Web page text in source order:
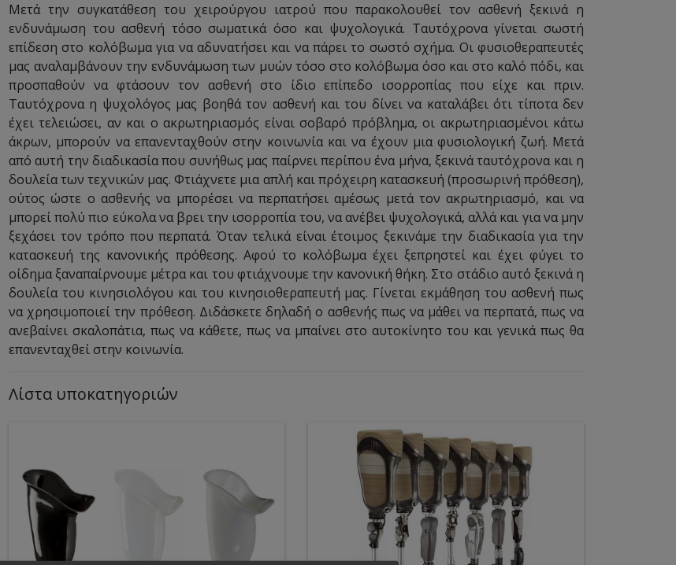
Μετά την συγκατάθεση του χειρούργου ιατρού που παρακολουθεί τον ασθενή ξεκινά η
ενδυνάμωση του ασθενή τόσο σωματικά όσο και ψυχολογικά. Ταυτόχρονα γίνεται σωστή
επίδεση στο κολόβωμα για να αδυνατήσει και να πάρει το σωστό σχήμα. Οι φυσιοθεραπευτές
μας αναλαμβάνουν την ενδυνάμωση των μυών τόσο στο κολόβωμα όσο και στο καλό πόδι, και
προσπαθούν να φτάσουν τον ασθενή στο ίδιο επίπεδο ισορροπίας που είχε και πριν.
Ταυτόχρονα η ψυχολόγος μας βοηθά τον ασθενή και του δίνει να καταλάβει ότι τίποτα δεν
έχει τελειώσει, αν και ο ακρωτηριασμός είναι σοβαρό πρόβλημα, οι ακρωτηριασμένοι κάτω
άκρων, μπορούν να επανενταχθούν στην κοινωνία και να έχουν μια φυσιολογική ζωή. Μετά
από αυτή την διαδικασία που συνήθως μας παίρνει περίπου ένα μήνα, ξεκινά ταυτόχρονα και η
δουλεία των τεχνικών μας. Φτιάχνετε μια απλή και πρόχειρη κατασκευή (προσωρινή πρόθεση),
ούτος ώστε ο ασθενής να μπορέσει να περπατήσει αμέσως μετά τον ακρωτηριασμό, και να
μπορεί πολύ πιο εύκολα να βρει την ισορροπία του, να ανέβει ψυχολογικά, αλλά και για να μην
ξεχάσει τον τρόπο που περπατά. Όταν τελικά είναι έτοιμος ξεκινάμε την διαδικασία για την
κατασκευή της κανονικής πρόθεσης. Αφού το κολόβωμα έχει ξεπρηστεί και έχει φύγει το
οίδημα ξαναπαίρνουμε μέτρα και του φτιάχνουμε την κανονική θήκη. Στο στάδιο αυτό ξεκινά η
δουλεία του κινησιολόγου και του κινησιοθεραπευτή μας. Γίνεται εκμάθηση του ασθενή πως
να χρησιμοποιεί την πρόθεση. Διδάσκετε δηλαδή ο ασθενής πως να μάθει να περπατά, πως να
ανεβαίνει σκαλοπάτια, πως να κάθετε, πως να μπαίνει στο αυτοκίνητο του και γενικά πως θα
επανενταχθεί στην κοινωνία.
Λίστα υποκατηγοριών